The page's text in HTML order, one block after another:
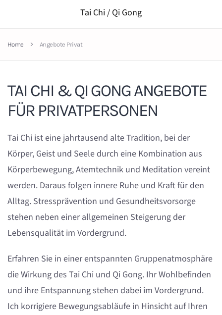
Tai Chi / Qi Gong
Home Angebote Privat
TAI CHI & QI GONG ANGEBOTE
FÜR PRIVATPERSONEN
Tai Chi ist eine jahrtausend alte Tradition, bei der
Körper, Geist und Seele durch eine Kombination aus
Körperbewegung, Atemtechnik und Meditation vereint
werden. Daraus folgen innere Ruhe und Kraft für den
Alltag. Stressprävention und Gesundheitsvorsorge
stehen neben einer allgemeinen Steigerung der
Lebensqualität im Vordergrund.
Erfahren Sie in einer entspannten Gruppenatmosphäre
die Wirkung des Tai Chi und Qi Gong. Ihr Wohlbefinden
und ihre Entspannung stehen dabei im Vordergrund.
Ich korrigiere Bewegungsabläufe in Hinsicht auf Ihren